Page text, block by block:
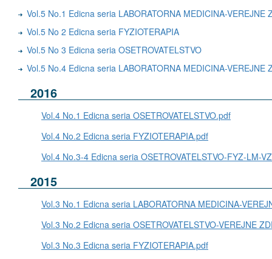
Vol.5 No.1 Edicna seria LABORATORNA MEDICINA-VEREJNE
Vol.5 No 2 Edicna seria FYZIOTERAPIA
Vol.5 No 3 Edicna seria OSETROVATELSTVO
Vol.5 No.4 Edicna seria LABORATORNA MEDICINA-VEREJNE
2016
Vol.4 No.1 Edicna seria OSETROVATELSTVO.pdf
Vol.4 No.2 Edicna seria FYZIOTERAPIA.pdf
Vol.4 No.3-4 Edicna seria OSETROVATELSTVO-FYZ-LM-
2015
Vol.3 No.1 Edicna seria LABORATORNA MEDICINA-
Vol.3 No.2 Edicna seria OSETROVATELSTVO-VEREJNE
Vol.3 No.3 Edicna seria FYZIOTERAPIA.pdf